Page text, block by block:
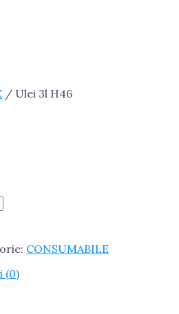
/ Ulei 3l H46
CONSUMABILE
(0)